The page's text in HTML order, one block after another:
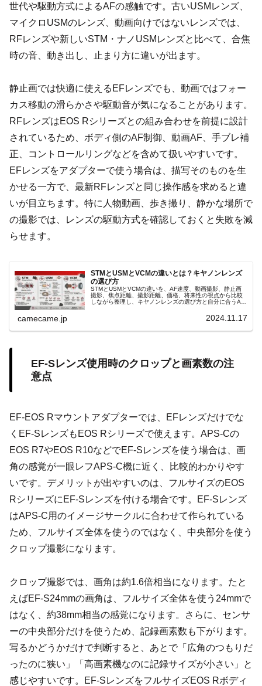
世代や駆動方式によるAFの感触です。古いUSMレンズ、
マイクロUSMのレンズ、動画向けではないレンズでは、
RFレンズや新しいSTM・ナノUSMレンズと比べて、合焦
時の音、動き出し、止まり方に違いが出ます。
静止画では快適に使えるEFレンズでも、動画ではフォー
カス移動の滑らかさや駆動音が気になることがあります。
RFレンズはEOS Rシリーズとの組み合わせを前提に設計
されているため、ボディ側のAF制御、動画AF、手ブレ補
正、コントロールリングなどを含めて扱いやすいです。
EFレンズをアダプターで使う場合は、描写そのものを生
かせる一方で、最新RFレンズと同じ操作感を求めると違
いが目立ちます。特に人物動画、歩き撮り、静かな場所で
の撮影では、レンズの駆動方式を確認しておくと失敗を減
らせます。
STMとUSMとVCMの違いとは？キヤノンレンズ
の選び方
STMとUSMとVCMの違いを、AF速度、動画撮影、静止画
撮影、焦点距離、撮影距離、価格、将来性の視点から比較
しながら整理し、キヤノンレンズの選び方と自分に合うAF
camecame.jp 2024.11.17
EF-Sレンズ使用時のクロップと画素数の注
意点
EF-EOS Rマウントアダプターでは、EFレンズだけでな
くEF-SレンズもEOS Rシリーズで使えます。APS-Cの
EOS R7やEOS R10などでEF-Sレンズを使う場合は、画
角の感覚が一眼レフAPS-C機に近く、比較的わかりやす
いです。デメリットが出やすいのは、フルサイズのEOS
RシリーズにEF-Sレンズを付ける場合です。EF-Sレンズ
はAPS-C用のイメージサークルに合わせて作られている
ため、フルサイズ全体を使うのではなく、中央部分を使う
クロップ撮影になります。
クロップ撮影では、画角は約1.6倍相当になります。たと
えばEF-S24mmの画角は、フルサイズ全体を使う24mmで
はなく、約38mm相当の感覚になります。さらに、センサ
ーの中央部分だけを使うため、記録画素数も下がります。
写るかどうかだけで判断すると、あとで「広角のつもりだ
ったのに狭い」「高画素機なのに記録サイズが小さい」と
感じやすいです。EF-SレンズをフルサイズEOS Rボディ